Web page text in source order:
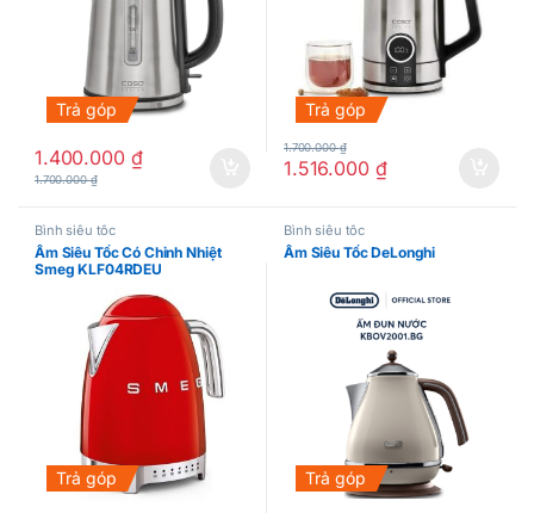
Trả góp
1.400.000 ₫
1.700.000₫
Trả góp
1.516.000 ₫
1.700.000₫
Bình siêu tốc
Ấm Siêu Tốc Có Chỉnh Nhiệt
Smeg KLF04RDEU
Trả góp
Bình siêu tốc
Ấm Siêu Tốc DeLonghi
Trả góp